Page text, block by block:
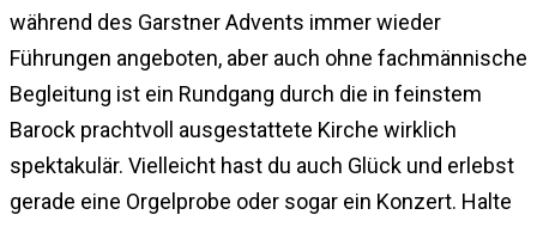
während des Garstner Advents immer wieder
Führungen angeboten, aber auch ohne fachmännische
Begleitung ist ein Rundgang durch die in feinstem
Barock prachtvoll ausgestattete Kirche wirklich
spektakulär. Vielleicht hast du auch Glück und erlebst
gerade eine Orgelprobe oder sogar ein Konzert. Halte